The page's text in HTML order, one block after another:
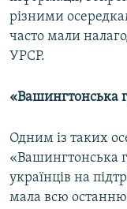
різними
часто мали
УРСР.
«Вашингтонська
Одним із таких
«Вашингтонська
українців на
мала всю останню